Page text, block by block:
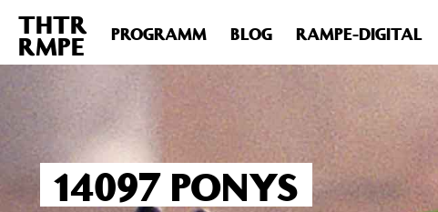
Deprecated : Die Funktion post_permalink ist seit Version 4.4.0
includes/functions.phpon line6031
THTR
RMPE PROGRAMM BLOG RAMPE-DIGITAL
14097 PONYS